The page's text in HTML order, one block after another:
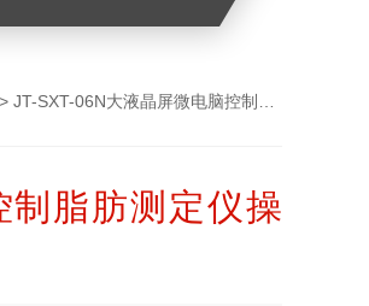
> JT-SXT-06N大液晶屏微电脑控制脂肪测定仪操作简单
制脂肪测定仪操